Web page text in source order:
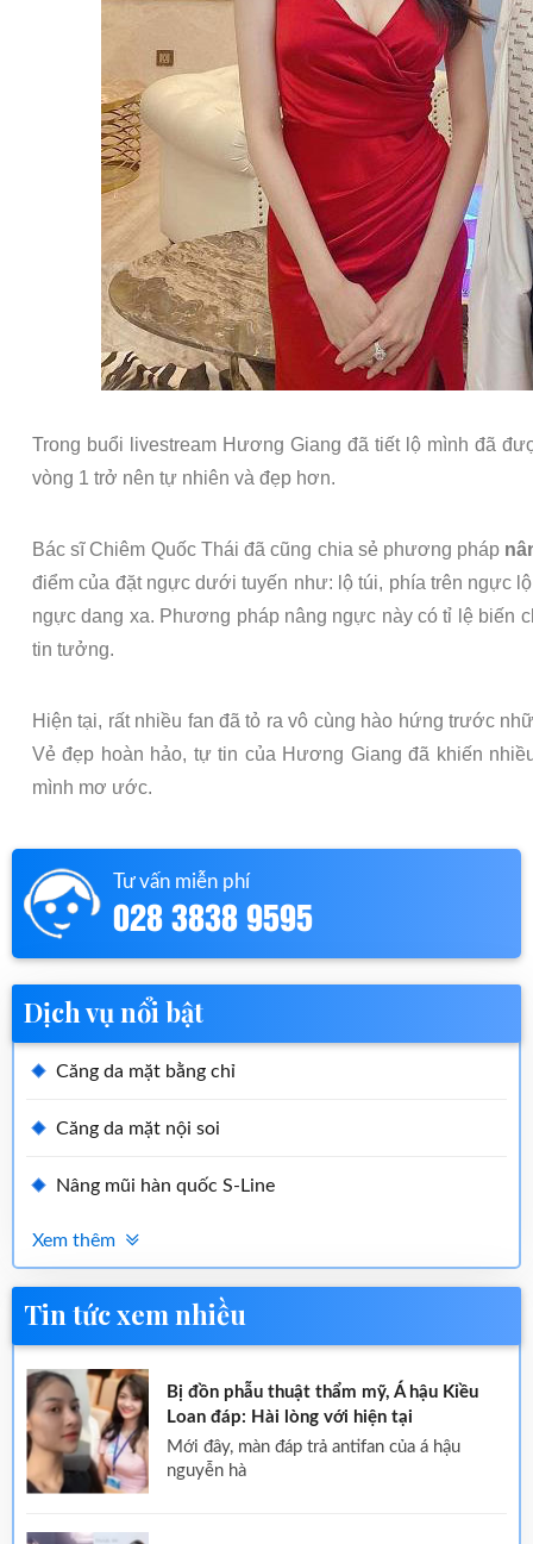
Trong buổi livestream Hương Giang đã tiết lộ mình đã
vòng 1 trở nên tự nhiên và đẹp hơn.
Bác sĩ Chiêm Quốc Thái đã cũng chia sẻ phương pháp
điểm của đặt ngực dưới tuyến như: lộ túi, phía trên ngực
ngực dang xa. Phương pháp nâng ngực này có tỉ lệ biến
tin tưởng.
Hiện tại, rất nhiều fan đã tỏ ra vô cùng hào hứng trước
Vẻ đẹp hoàn hảo, tự tin của Hương Giang đã khiến
mình mơ ước.
Tư vấn miễn phí
028 3838 9595
Dịch vụ nổi bật
Căng da mặt bằng chỉ
Căng da mặt nội soi
Nâng mũi hàn quốc S-Line
Xem thêm
Tin tức xem nhiều
Bị đồn phẫu thuật thẩm mỹ, Á hậu Kiều
Loan đáp: Hài lòng với hiện tại
mới đây, màn đáp trả antifan của á hậu
nguyễn hà